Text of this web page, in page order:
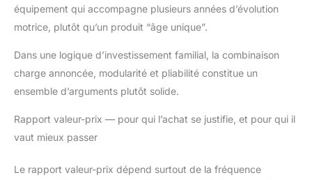
équipement qui accompagne plusieurs années d’évolution
motrice, plutôt qu’un produit “âge unique”.
Dans une logique d’investissement familial, la combinaison
charge annoncée, modularité et pliabilité constitue un
ensemble d’arguments plutôt solide.
Rapport valeur-prix — pour qui l’achat se justifie, et pour qui il
vaut mieux passer
Le rapport valeur-prix dépend surtout de la fréquence